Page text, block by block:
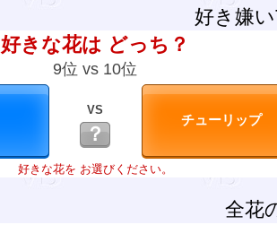
好き嫌
好きな花は どっち？
9位 vs 10位
VS
？
好きな花を お選びください。
全花